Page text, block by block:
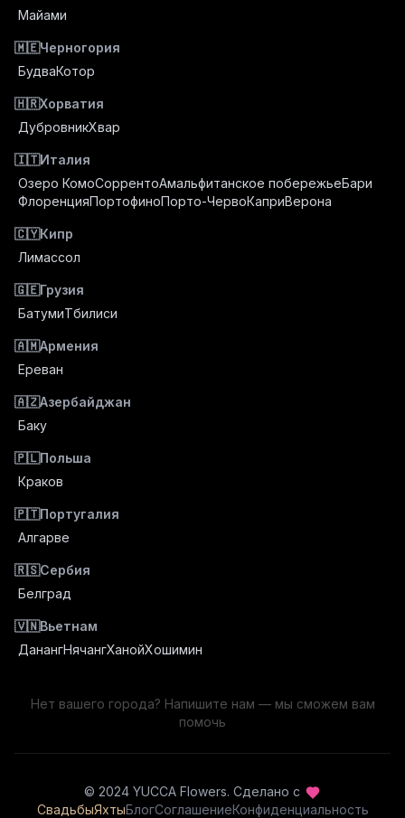
Майами
🇲🇪Черногория
БудваКотор
🇭🇷Хорватия
ДубровникХвар
🇮🇹Италия
Озеро КомоСоррентоАмальфитанское побережьеБари
ФлоренцияПортофиноПорто-ЧервоКаприВерона
🇨🇾Кипр
Лимассол
🇬🇪Грузия
БатумиТбилиси
🇦🇲Армения
Ереван
🇦🇿Азербайджан
Баку
🇵🇱Польша
Краков
🇵🇹Португалия
Алгарве
🇷🇸Сербия
Белград
🇻🇳Вьетнам
ДанангНячангХанойХошимин
Нет вашего города? Напишите нам — мы сможем вам
помочь
© 2024 YUCCA Flowers. Сделано с
СвадьбыЯхтыБлогСоглашениеКонфиденциальность